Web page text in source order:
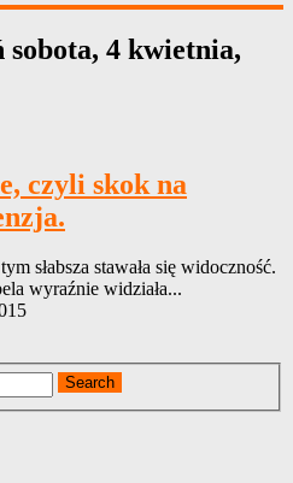
sobota, 4 kwietnia,
czyli skok na
słabsza stawała się widoczność.
wyraźnie widziała...